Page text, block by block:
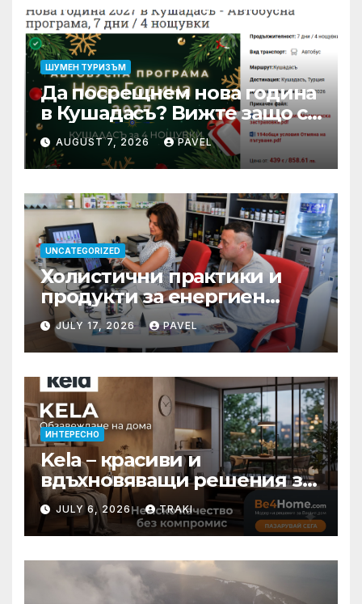
ШУМЕН ТУРИЗЪМ
Да посрещнем нова година
в Кушадасъ? Вижте защо си
заслужава …
AUGUST 7, 2026 PAVEL
UNCATEGORIZED
Холистични практики и
продукти за енергиен
баланс в ежедневието
JULY 17, 2026 PAVEL
ИНТЕРЕСНО
Kela – красиви и
вдъхновяващи решения за
вашия дом
JULY 6, 2026 TRAKI